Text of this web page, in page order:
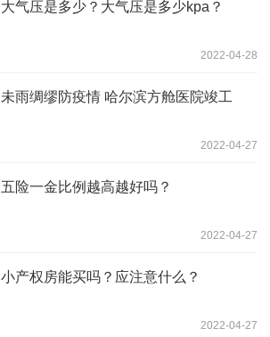
大气压是多少？大气压是多少kpa？
2022-04-28
未雨绸缪防疫情 哈尔滨方舱医院竣工
2022-04-27
五险一金比例越高越好吗？
2022-04-27
小产权房能买吗？应注意什么？
2022-04-27